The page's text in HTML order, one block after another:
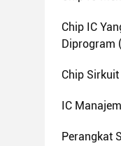
Chip IC
Diprogram
Chip
IC
Perangkat